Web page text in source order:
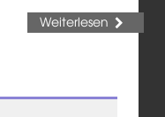
Weiterlesen